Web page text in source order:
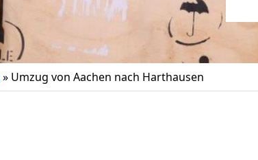
» Umzug von Aachen nach Harthausen